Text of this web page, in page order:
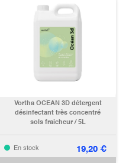
Vortha OCEAN 3D détergent
désinfectant très concentré
sols fraicheur / 5L
En stock 19,20€